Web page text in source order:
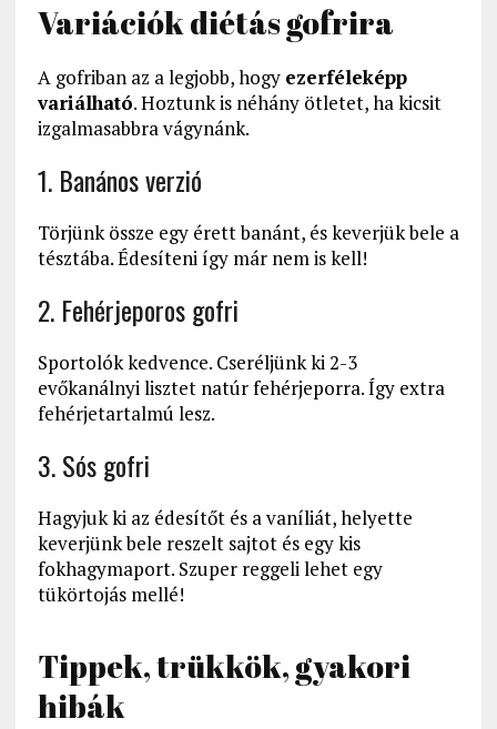
Variációk diétás gofrira
A gofriban az a legjobb, hogy ezerféleképp
variálható. Hoztunk is néhány ötletet, ha kicsit
izgalmasabbra vágynánk.
1. Banános verzió
Törjünk össze egy érett banánt, és keverjük bele a
tésztába. Édesíteni így már nem is kell!
2. Fehérjeporos gofri
Sportolók kedvence. Cseréljünk ki 2-3
evőkanálnyi lisztet natúr fehérjeporra. Így extra
fehérjetartalmú lesz.
3. Sós gofri
Hagyjuk ki az édesítőt és a vaníliát, helyette
keverjünk bele reszelt sajtot és egy kis
fokhagymaport. Szuper reggeli lehet egy
tükörtojás mellé!
Tippek, trükkök, gyakori
hibák